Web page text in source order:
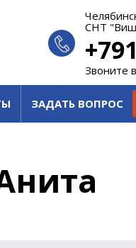
СНТ
Звоните
ЗАДАТЬ ВОПРОС